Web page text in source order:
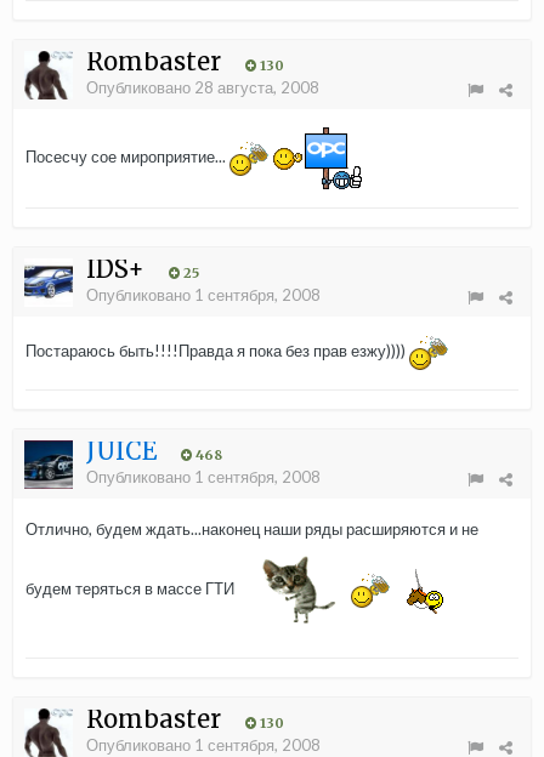
Rombaster 130
Опубликовано 28 августа, 2008
Посесчу сое мироприятие...
IDS+ 25
Опубликовано 1 сентября, 2008
Постараюсь быть!!!!Правда я пока без прав езжу))))
JUICE 468
Опубликовано 1 сентября, 2008
Отлично, будем ждать...наконец наши ряды расширяются и не
будем теряться в массе ГТИ
Rombaster 130
Опубликовано 1 сентября, 2008